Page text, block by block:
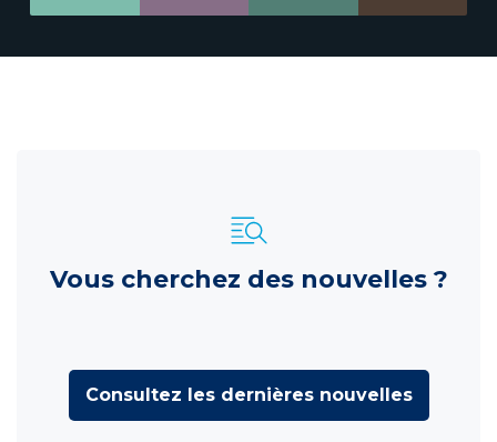
Vous cherchez des nouvelles ?
Consultez les dernières nouvelles